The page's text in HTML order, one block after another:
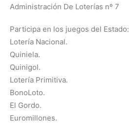
Administración De Loterías nº 7
Participa en los juegos del Estado:
Lotería Nacional.
Quiniela.
Quinigol.
Lotería Primitiva.
BonoLoto.
El Gordo.
Euromillones.